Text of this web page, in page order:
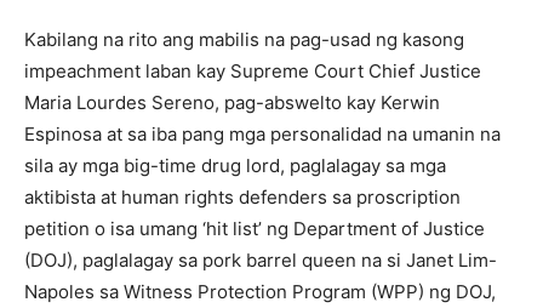
Kabilang na rito ang mabilis na pag-usad ng kasong
impeachment laban kay Supreme Court Chief Justice
Maria Lourdes Sereno, pag-abswelto kay Kerwin
Espinosa at sa iba pang mga personalidad na umanin na
sila ay mga big-time drug lord, paglalagay sa mga
aktibista at human rights defenders sa proscription
petition o isa umang ‘hit list’ ng Department of Justice
(DOJ), paglalagay sa pork barrel queen na si Janet Lim-
Napoles sa Witness Protection Program (WPP) ng DOJ,